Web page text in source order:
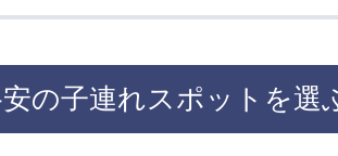
の子連れスポットを選